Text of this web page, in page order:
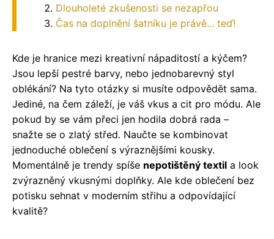
Dlouholeté zkušenosti se nezapřou
Čas na doplnění šatníku je právě... teď!
Kde je hranice mezi kreativní nápaditostí a kýčem?
Jsou lepší pestré barvy, nebo jednobarevný styl
oblékání? Na tyto otázky si musíte odpovědět sama.
Jediné, na čem záleží, je váš vkus a cit pro módu. Ale
pokud by se vám přeci jen hodila dobrá rada –
snažte se o zlatý střed. Naučte se kombinovat
jednoduché oblečení s výraznějšími kousky.
Momentálně je trendy spíše nepotištěný textil a look
zvýrazněný vkusnými doplňky. Ale kde oblečení bez
potisku sehnat v moderním střihu a odpovídající
kvalitě?